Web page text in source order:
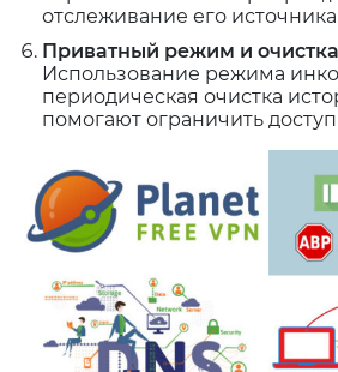
отслеживание его
Приватный режим и
Использование режима
периодическая очистка
помогают ограничить